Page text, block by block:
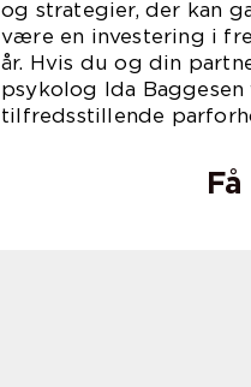
og strategier, der kan
være en investering i
år. Hvis du og din
psykolog Ida
tilfredsstillende